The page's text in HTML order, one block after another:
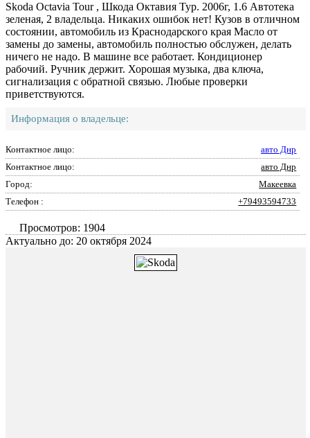
Skoda Octavia Tour , Шкода Октавия Тур. 2006г, 1.6 Автотека
зеленая, 2 владельца. Никаких ошибок нет! Кузов в отличном
состоянии, автомобиль из Краснодарского края Масло от
замены до замены, автомобиль полностью обслужен, делать
ничего не надо. В машине все работает. Кондиционер
рабочий. Ручник держит. Хорошая музыка, два ключа,
сигнализация с обратной связью. Любые проверки
приветствуются.
Информация о владельце:
Контактное лицо:
авто Днр
Контактное лицо:
авто Днр
Город:
Макеевка
Телефон :
+79493594733
Просмотров: 1904
Актуально до: 20 октября 2024